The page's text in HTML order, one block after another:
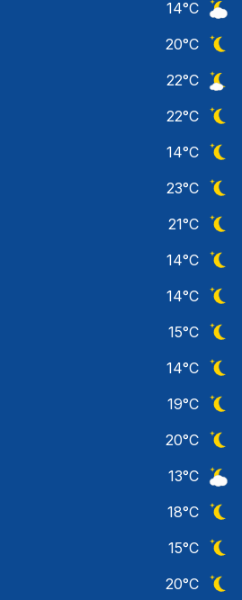
14°C
20°C
22°C
22°C
14°C
23°C
21°C
14°C
14°C
15°C
14°C
19°C
20°C
13°C
18°C
15°C
20°C